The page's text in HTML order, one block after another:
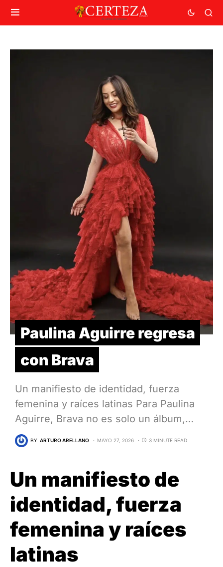
Paulina Aguirre regresa
con Brava
Un manifiesto de identidad, fuerza
femenina y raíces latinas Para Paulina
Aguirre, Brava no es solo un álbum,…
BY ARTURO ARELLANO MAYO 27, 2026 3 MINUTE READ
Un manifiesto de
identidad, fuerza
femenina y raíces
latinas